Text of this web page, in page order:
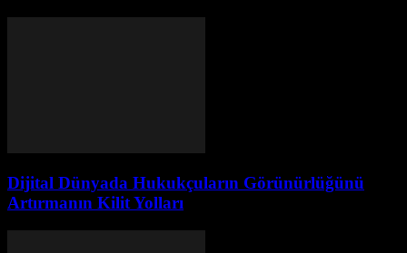
Dijital Dünyada Hukukçuların Görünürlüğünü
Artırmanın Kilit Yolları